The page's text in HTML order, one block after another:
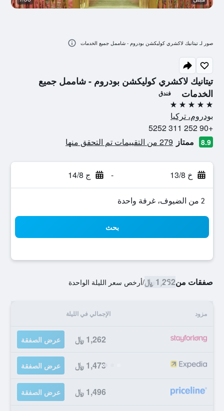
تيتانيك لاكشري كوليكشن بودروم - شاممل جميع
الخدمات
فندق
5 نجوم
بودروم، تركيا
+90 252 311 5252
8.9 ممتاز 279 من التقييمات تم التحقق منها
خ 13/8 - ج 14/8
2 من الضيوف، غرفة واحدة
بحث
صفقات من1,262 ﷼ /أرخص سعر الليلة الواحدة
مزود الإجمالي في الليلة
1,262 ﷼ عرض الصفقة
1,473 ﷼ عرض الصفقة
1,496 ﷼ عرض الصفقة
صور لـ تيتانيك لاكشري كوليكشن بودروم - شاممل جميع الخدمات